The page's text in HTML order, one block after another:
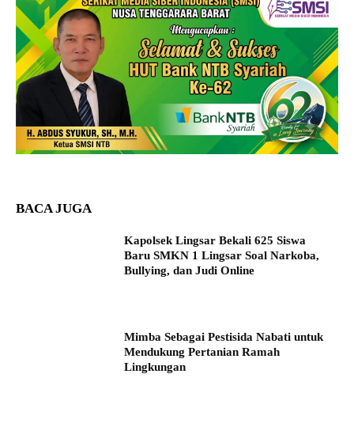
BACA JUGA
Kapolsek Lingsar Bekali 625 Siswa
Baru SMKN 1 Lingsar Soal Narkoba,
Bullying, dan Judi Online
Mimba Sebagai Pestisida Nabati untuk
Mendukung Pertanian Ramah
Lingkungan